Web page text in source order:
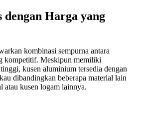
dengan Harga yang
kombinasi sempurna antara
kompetitif. Meskipun memiliki
kusen aluminium tersedia dengan
dibandingkan beberapa material lain
atau kusen logam lainnya.